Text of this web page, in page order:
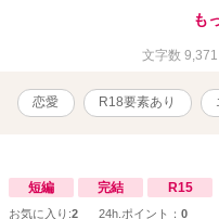
んね。····でも、狡くてもい
だ。」 次女の桜は、突然幼馴
で武骨な幼馴染みは、何を考
恋相手である元家庭教師の慶
彼への想いを再確認するが、
けないでくれ···。」 三女の
かし、想い人である翔和に対
も
文字数 9,371
恋愛 R18要素あり
短編 完結 R15
お気に入り:2 24h.ポイント： 0